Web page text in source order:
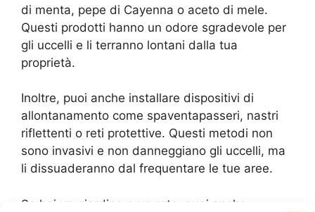
di menta, pepe di Cayenna o aceto di mele.
Questi prodotti hanno un odore sgradevole per
gli uccelli e li terranno lontani dalla tua
proprietà.
Inoltre, puoi anche installare dispositivi di
allontanamento come spaventapasseri, nastri
riflettenti o reti protettive. Questi metodi non
sono invasivi e non danneggiano gli uccelli, ma
li dissuaderanno dal frequentare le tue aree.
Se hai un giardino o un orto, puoi anche